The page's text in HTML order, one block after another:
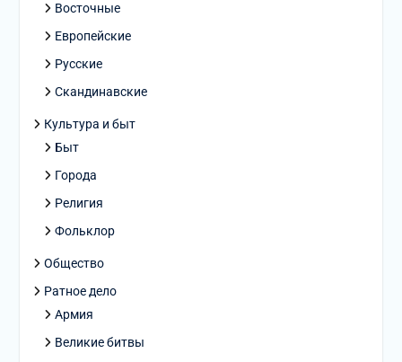
Восточные
Европейские
Русские
Скандинавские
Культура и быт
Быт
Города
Религия
Фольклор
Общество
Ратное дело
Армия
Великие битвы